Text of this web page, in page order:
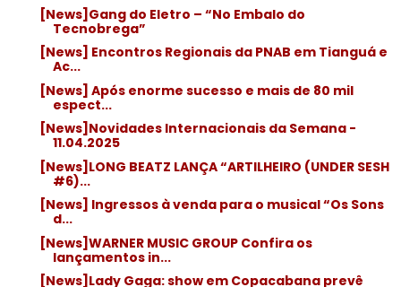
[News]Gang do Eletro – “No Embalo do
Tecnobrega”
[News] Encontros Regionais da PNAB em Tianguá e
Ac...
[News] Após enorme sucesso e mais de 80 mil
espect...
[News]Novidades Internacionais da Semana -
11.04.2025
[News]LONG BEATZ LANÇA “ARTILHEIRO (UNDER SESH
#6)...
[News] Ingressos à venda para o musical “Os Sons
d...
[News]WARNER MUSIC GROUP Confira os
lançamentos in...
[News]Lady Gaga: show em Copacabana prevê